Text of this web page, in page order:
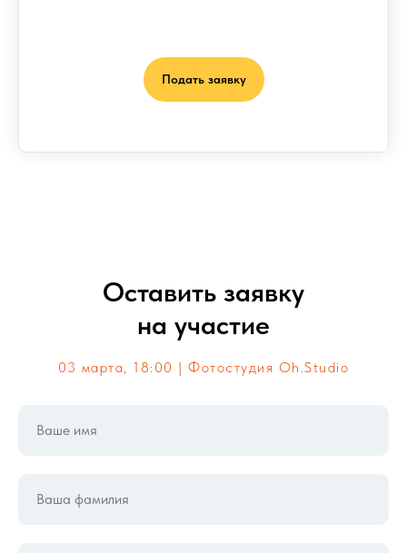
Подать заявку
Оставить заявку
на участие
03 марта, 18:00 | Фотостудия Oh.Studio
Ваше имя
Ваша фамилия